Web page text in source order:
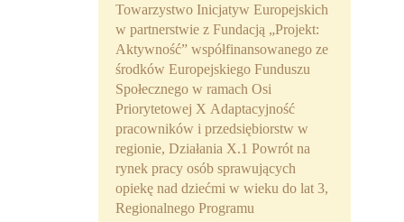
Towarzystwo Inicjatyw Europejskich
w partnerstwie z Fundacją „Projekt:
Aktywność” współfinansowanego ze
środków Europejskiego Funduszu
Społecznego w ramach Osi
Priorytetowej X Adaptacyjność
pracowników i przedsiębiorstw w
regionie, Działania X.1 Powrót na
rynek pracy osób sprawujących
opiekę nad dziećmi w wieku do lat 3,
Regionalnego Programu